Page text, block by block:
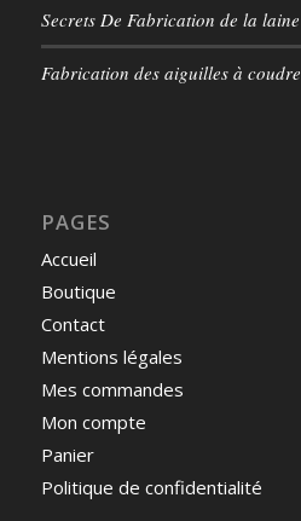
Secrets De Fabrication de la laine
Fabrication des aiguilles à coudre
PAGES
Accueil
Boutique
Contact
Mentions légales
Mes commandes
Mon compte
Panier
Politique de confidentialité